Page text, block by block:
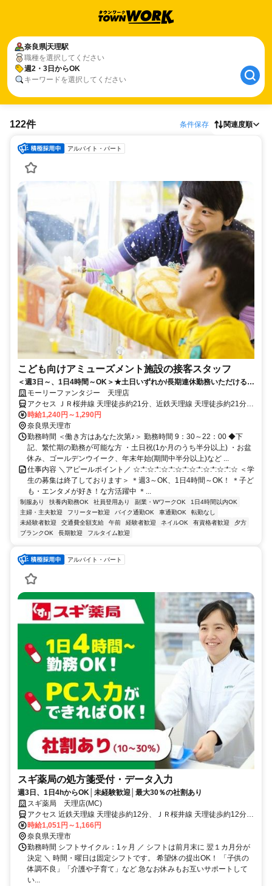
奈良県天理駅
職種を選択してください
週2・3日からOK
キーワードを選択してください
122件 条件保存 関連度順
アルバイト・パート
こども向けアミューズメント施設の接客スタッフ
＜週3日～、1日4時間～OK＞★土日いずれか/長期連休勤務いただける方
歓迎★◎ゲーセン好き活躍中♪
モーリーファンタジー 天理店
アクセス ＪＲ桜井線 天理徒歩約21分、近鉄天理線 天理徒歩約21分、
連絡バス 天理徒歩約23分
時給1,240円～1,290円
奈良県天理市
勤務時間 ＜働き方はあなた次第♪＞ 勤務時間 9：30～22：00 ◆下
記、繁忙期の勤務が可能な方 ・土日祝(1か月のうち半分以上) ・お盆
休み、ゴールデンウイーク、年末年始(期間中半分以上)など ...
仕事内容 ＼アピールポイント／ ☆:*:☆:*:☆:*:☆:*:☆:*:☆:*:☆:*:☆ ＜学
生の募集は終了しております＞ ＊週3～OK、1日4時間～OK！ ＊子ど
も・エンタメが好き！な方活躍中 ＊...
制服あり 扶養内勤務OK 社員登用あり 副業・WワークOK
1日4時間以内OK
主婦・主夫歓迎
フリーター歓迎 バイク通勤OK 車通勤OK
転勤なし
未経験者歓迎
交通費全額支給 午前 経験者歓迎 ネイルOK 有資格者歓迎
夕方
ブランクOK
長期歓迎 フルタイム歓迎
アルバイト・パート
スギ薬局の処方箋受付・データ入力
週3日、1日4hからOK│未経験歓迎│最大30％の社割あり
スギ薬局 天理店(MC)
アクセス 近鉄天理線 天理徒歩約12分、ＪＲ桜井線 天理徒歩約12分、
連絡バス 天理徒歩約12分
時給1,051円～1,166円
奈良県天理市
勤務時間 シフトサイクル：1ヶ月 ／ シフトは前月末に 翌１カ月分が
決定 ＼ 時間・曜日は固定シフトです。 希望休の提出OK！ 「子供の
体調不良」「介護や子育て」など 急なお休みもお互いサポートして
い...